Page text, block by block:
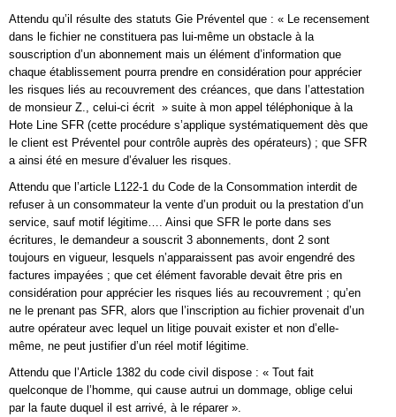
Attendu qu’il résulte des statuts Gie Préventel que : « Le recensement
dans le fichier ne constituera pas lui-même un obstacle à la
souscription d’un abonnement mais un élément d’information que
chaque établissement pourra prendre en considération pour apprécier
les risques liés au recouvrement des créances, que dans l’attestation
de monsieur Z., celui-ci écrit » suite à mon appel téléphonique à la
Hote Line SFR (cette procédure s’applique systématiquement dès que
le client est Préventel pour contrôle auprès des opérateurs) ; que SFR
a ainsi été en mesure d’évaluer les risques.
Attendu que l’article L122-1 du Code de la Consommation interdit de
refuser à un consommateur la vente d’un produit ou la prestation d’un
service, sauf motif légitime…. Ainsi que SFR le porte dans ses
écritures, le demandeur a souscrit 3 abonnements, dont 2 sont
toujours en vigueur, lesquels n’apparaissent pas avoir engendré des
factures impayées ; que cet élément favorable devait être pris en
considération pour apprécier les risques liés au recouvrement ; qu’en
ne le prenant pas SFR, alors que l’inscription au fichier provenait d’un
autre opérateur avec lequel un litige pouvait exister et non d’elle-
même, ne peut justifier d’un réel motif légitime.
Attendu que l’Article 1382 du code civil dispose : « Tout fait
quelconque de l’homme, qui cause autrui un dommage, oblige celui
par la faute duquel il est arrivé, à le réparer ».